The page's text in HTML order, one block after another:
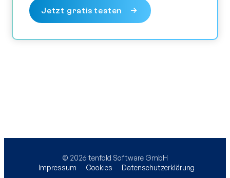
Jetzt gratis testen
© 2026 tenfold Software GmbH
Impressum
Cookies Datenschutzerklärung